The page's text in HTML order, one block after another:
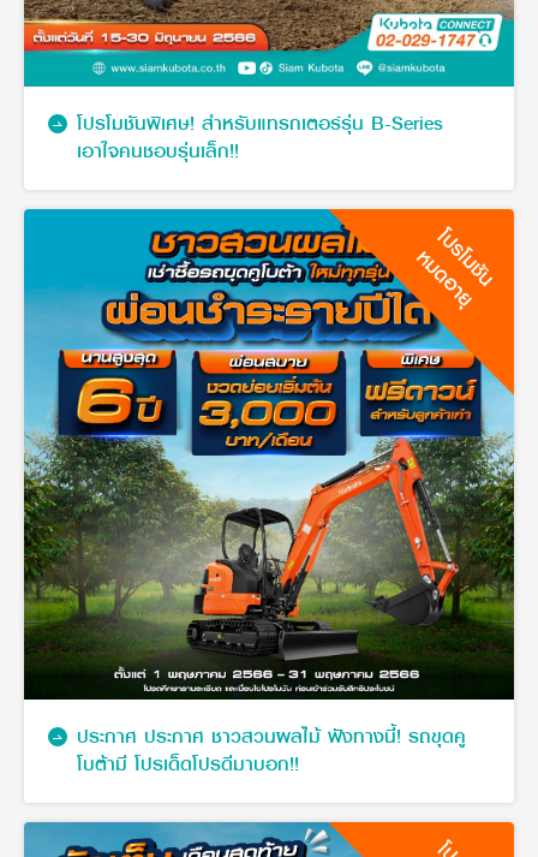
โปรโมชันพิเศษ! สำหรับแทรกเตอร์รุ่น B-Series
เอาใจคนชอบรุ่นเล็ก!!
โปรโมชัน
หมดอายุ
ประกาศ ประกาศ ชาวสวนผลไม้ ฟังทางนี้! รถขุดคู
โบต้ามี โปรเด็ดโปรดีมาบอก!!